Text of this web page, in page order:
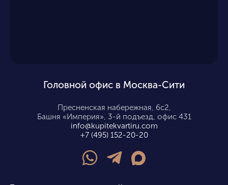
Головной офис в Москва-Сити
Пресненская набережная, 6с2,
Башня «Империя», 3-й подъезд, офис 431
info@kupitekvartiru.com
+7 (495) 152-20-20